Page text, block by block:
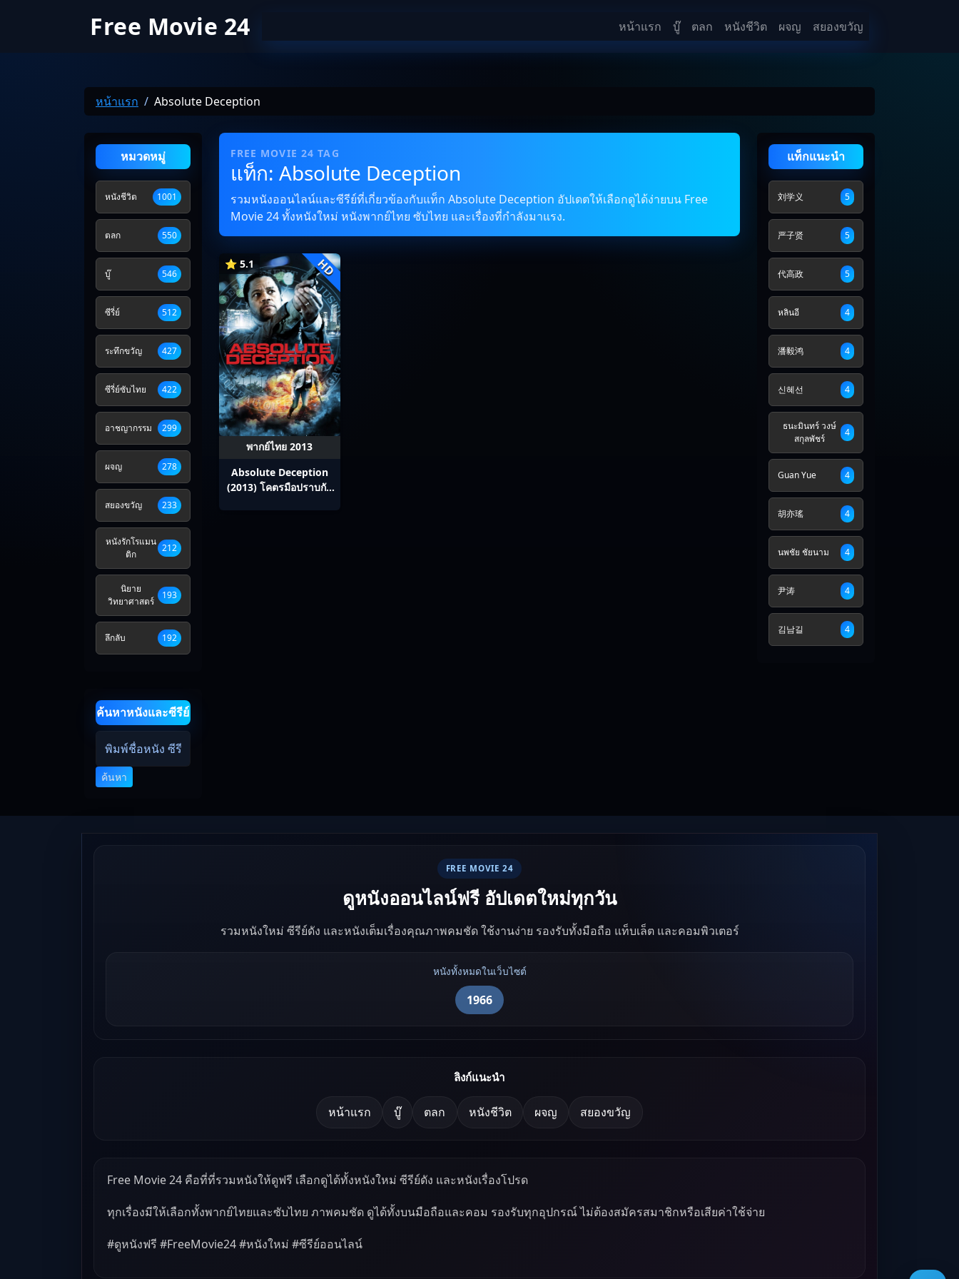
Free Movie 24 หน้าแรก บู๊ ตลก หนังชีวิต ผจญ สยองขวัญ
หน้าแรก Absolute Deception
หมวดหมู่
หนังชีวิต 1001
ตลก 550
บู๊ 546
ซีรี่ย์ 512
ระทึกขวัญ 427
ซีรี่ย์ซับไทย 422
อาชญากรรม 299
ผจญ 278
สยองขวัญ 233
หนังรักโรแมน
ติก
212
นิยาย
วิทยาศาสตร์
193
ลึกลับ 192
ค้นหาหนังและซีรีย์
ค้นหา
FREE MOVIE 24 TAG
แท็ก: Absolute Deception
รวมหนังออนไลน์และซีรีย์ที่เกี่ยวข้องกับแท็ก Absolute Deception อัปเดตให้เลือกดูได้ง่ายบน Free
Movie 24 ทั้งหนังใหม่ หนังพากย์ไทย ซับไทย และเรื่องที่กำลังมาแรง.
⭐ 5.1 HD
พากย์ไทย 2013
Absolute Deception
(2013) โคตรมือปราบกัด
แท็กแนะนำ
刘学义 5
严子贤 5
代高政 5
หลินอี 4
潘毅鸿 4
신혜선 4
ธนะมินทร์ วงษ์
สกุลพัชร์
4
Guan Yue 4
胡亦瑤 4
นพชัย ชัยนาม 4
尹涛 4
김남길 4
FREE MOVIE 24
ดูหนังออนไลน์ฟรี อัปเดตใหม่ทุกวัน
รวมหนังใหม่ ซีรีย์ดัง และหนังเต็มเรื่องคุณภาพคมชัด ใช้งานง่าย รองรับทั้งมือถือ แท็บเล็ต และคอมพิวเตอร์
หนังทั้งหมดในเว็บไซต์
1966
ลิงก์แนะนำ
หน้าแรก บู๊ ตลก หนังชีวิต ผจญ สยองขวัญ
Free Movie 24 คือที่ที่รวมหนังให้ดูฟรี เลือกดูได้ทั้งหนังใหม่ ซีรีย์ดัง และหนังเรื่องโปรด
ทุกเรื่องมีให้เลือกทั้งพากย์ไทยและซับไทย ภาพคมชัด ดูได้ทั้งบนมือถือและคอม รองรับทุกอุปกรณ์ ไม่ต้องสมัครสมาชิกหรือเสียค่าใช้จ่าย
#ดูหนังฟรี #FreeMovie24 #หนังใหม่ #ซีรีย์ออนไลน์